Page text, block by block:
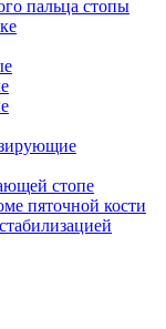
пальца стопы
стопе
пяточной кости